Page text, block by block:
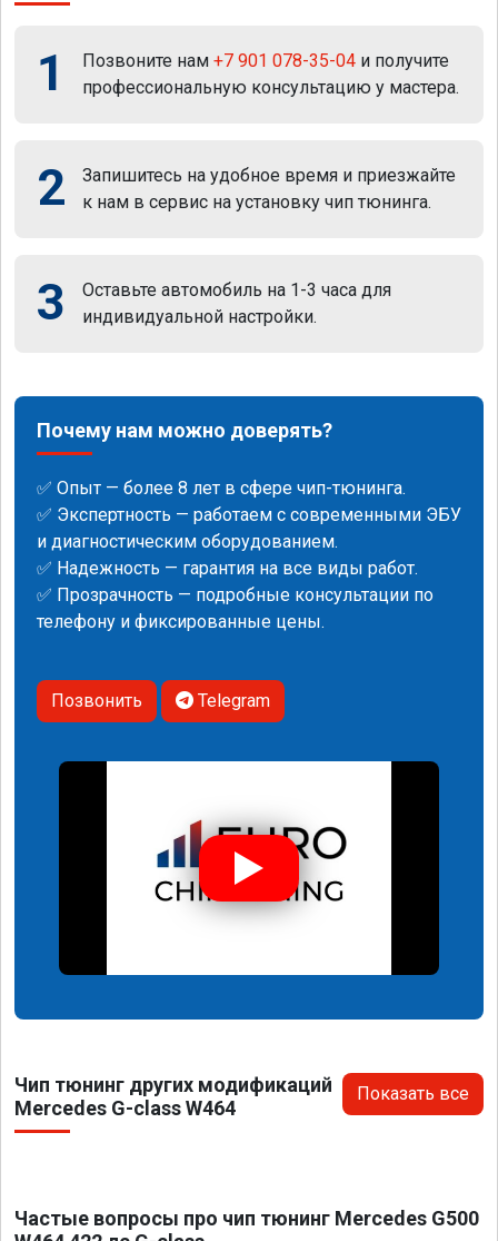
1 Позвоните нам +7 901 078-35-04 и получите
профессиональную консультацию у мастера.
2
Запишитесь на удобное время и приезжайте
к нам в сервис на установку чип тюнинга.
3
Оставьте автомобиль на 1-3 часа для
индивидуальной настройки.
Почему нам можно доверять?
✅ Опыт — более 8 лет в сфере чип-тюнинга.
✅ Экспертность — работаем с современными ЭБУ
и диагностическим оборудованием.
✅ Надежность — гарантия на все виды работ.
✅ Прозрачность — подробные консультации по
телефону и фиксированные цены.
Позвонить Telegram
Чип тюнинг других модификаций
Mercedes G-class W464
Показать все
Частые вопросы про чип тюнинг Mercedes G500